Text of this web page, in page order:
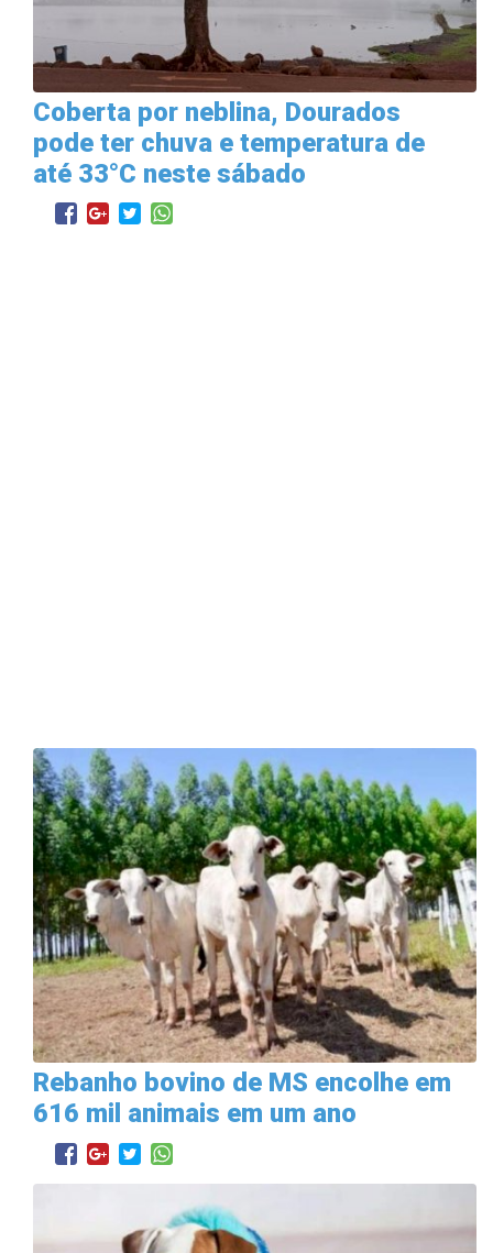
Coberta por neblina, Dourados
pode ter chuva e temperatura de
até 33°C neste sábado
Rebanho bovino de MS encolhe em
616 mil animais em um ano